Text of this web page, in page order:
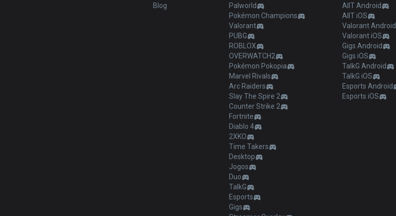
Blog
Palworld
Pokémon Champions
Valorant
PUBG
ROBLOX
OVERWATCH2
Pokémon Pokopia
Marvel Rivals
Arc Raiders
Slay The Spire 2
Counter Strike 2
Fortnite
Diablo 4
2XKO
Time Takers
Desktop
Jogos
Duo
TalkG
Esports
Gigs
AllT Android
AllT iOS
Valorant Android
Valorant iOS
Gigs Android
Gigs iOS
TalkG Android
TalkG iOS
Esports Android
Esports iOS